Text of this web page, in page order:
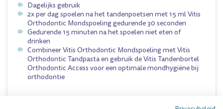
Dagelijks gebruik
2x per dag spoelen na het tandenpoetsen met 15 ml Vitis
Orthodontic Mondspoeling gedurende 30 seconden
Gedurende 15 minuten na het spoelen niet eten of
drinken
Combineer Vitis Orthodontic Mondspoeling metVitis
Orthodontic Tandpastaen gebruik deVitis Tandenbortel
Orthodontic Access voor een optimale mondhygiëne bij
orthodontie